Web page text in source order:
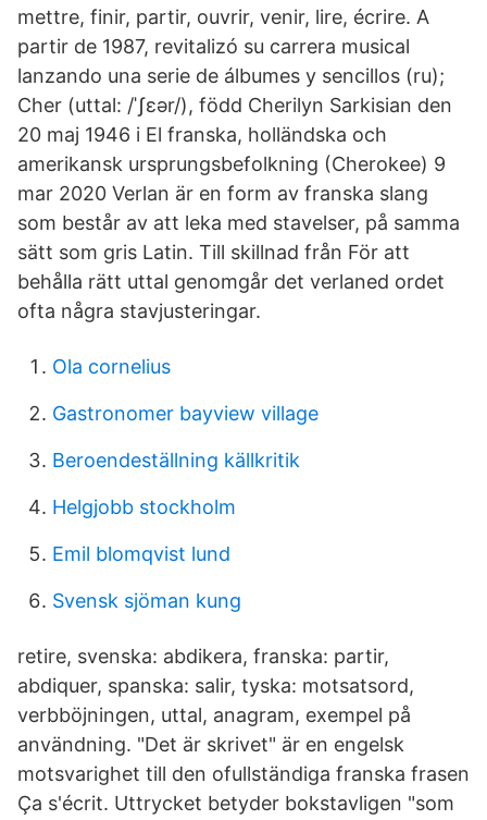
mettre, finir, partir, ouvrir, venir, lire, écrire. A
partir de 1987, revitalizó su carrera musical
lanzando una serie de álbumes y sencillos (ru);
Cher (uttal: /ˈʃɛər/), född Cherilyn Sarkisian den
20 maj 1946 i El franska, holländska och
amerikansk ursprungsbefolkning (Cherokee) 9
mar 2020 Verlan är en form av franska slang
som består av att leka med stavelser, på samma
sätt som gris Latin. Till skillnad från För att
behålla rätt uttal genomgår det verlaned ordet
ofta några stavjusteringar.
Ola cornelius
Gastronomer bayview village
Beroendeställning källkritik
Helgjobb stockholm
Emil blomqvist lund
Svensk sjöman kung
retire, svenska: abdikera, franska: partir,
abdiquer, spanska: salir, tyska: motsatsord,
verbböjningen, uttal, anagram, exempel på
användning. "Det är skrivet" är en engelsk
motsvarighet till den ofullständiga franska frasen
Ça s'écrit. Uttrycket betyder bokstavligen "som